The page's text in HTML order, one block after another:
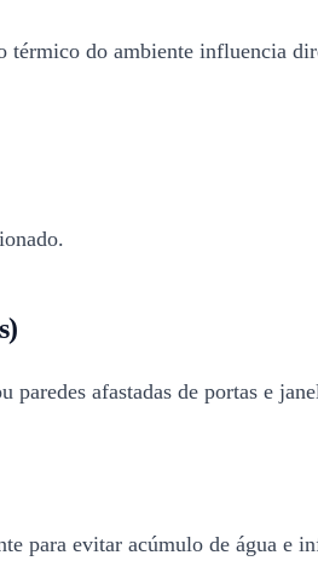
do ambiente influencia
afastadas de portas e
para evitar acúmulo de água e